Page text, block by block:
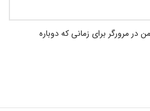
در مرورگر برای زمانی که دوباره